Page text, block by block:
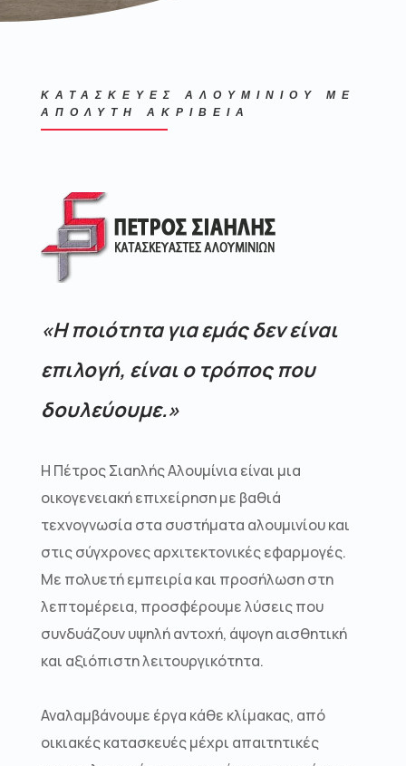
ΚΑΤΑΣΚΕΥΕΣ ΑΛΟΥΜΙΝΙΟΥ ΜΕ
ΑΠΟΛΥΤΗ ΑΚΡΙΒΕΙΑ
«Η ποιότητα για εμάς δεν είναι
επιλογή, είναι ο τρόπος που
δουλεύουμε.»
Η Πέτρος Σιαηλής Αλουμίνια είναι μια
οικογενειακή επιχείρηση με βαθιά
τεχνογνωσία στα συστήματα αλουμινίου και
στις σύγχρονες αρχιτεκτονικές εφαρμογές.
Με πολυετή εμπειρία και προσήλωση στη
λεπτομέρεια, προσφέρουμε λύσεις που
συνδυάζουν υψηλή αντοχή, άψογη αισθητική
και αξιόπιστη λειτουργικότητα.
Αναλαμβάνουμε έργα κάθε κλίμακας, από
οικιακές κατασκευές μέχρι απαιτητικές